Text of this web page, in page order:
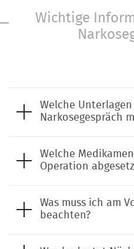
Wichtige
Welche
Narkosegespräch
Welche
Operation
Was muss ich am
beachten?